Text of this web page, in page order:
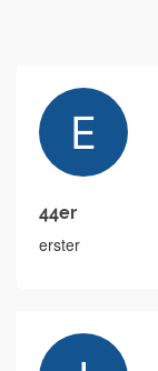
44er
erster